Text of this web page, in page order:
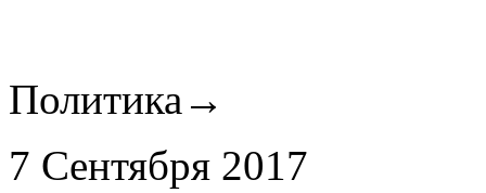
Политика →
7 Сентября 2017